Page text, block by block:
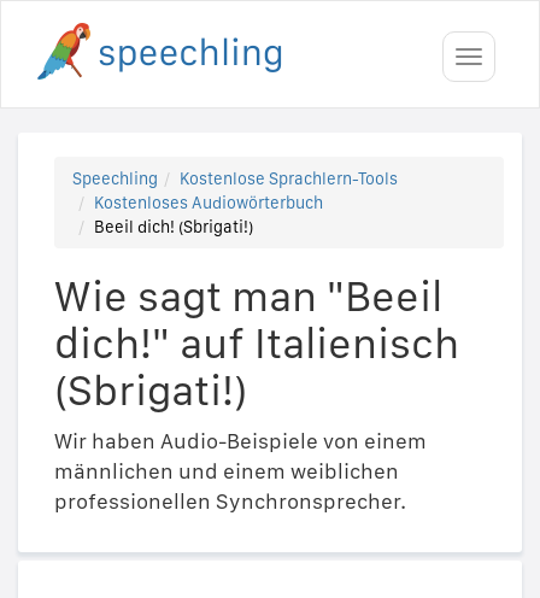
Toggle
Speechling
Kostenlose Sprachlern-Tools
Kostenloses Audiowörterbuch
Beeil dich! (Sbrigati!)
Wie sagt man "Beeil
dich!" auf Italienisch
(Sbrigati!)
Wir haben Audio-Beispiele von einem
männlichen und einem weiblichen
professionellen Synchronsprecher.